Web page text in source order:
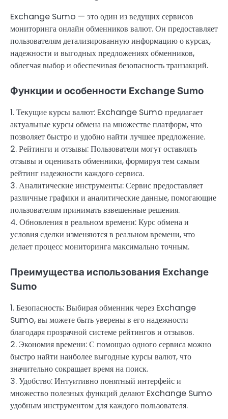
Exchange Sumo — это один из ведущих сервисов
мониторинга онлайн обменников валют. Он предоставляет
пользователям детализированную информацию о курсах,
надежности и выгодных предложениях обменников,
облегчая выбор и обеспечивая безопасность транзакций.
Функции и особенности Exchange Sumo
1. Текущие курсы валют: Exchange Sumo предлагает
актуальные курсы обмена на множестве платформ, что
позволяет быстро и удобно найти лучшее предложение.
2. Рейтинги и отзывы: Пользователи могут оставлять
отзывы и оценивать обменники, формируя тем самым
рейтинг надежности каждого сервиса.
3. Аналитические инструменты: Сервис предоставляет
различные графики и аналитические данные, помогающие
пользователям принимать взвешенные решения.
4. Обновления в реальном времени: Курс обмена и
условия сделки изменяются в реальном времени, что
делает процесс мониторинга максимально точным.
Преимущества использования Exchange
Sumo
1. Безопасность: Выбирая обменник через Exchange
Sumo, вы можете быть уверены в его надежности
благодаря прозрачной системе рейтингов и отзывов.
2. Экономия времени: С помощью одного сервиса можно
быстро найти наиболее выгодные курсы валют, что
значительно сокращает время на поиск.
3. Удобство: Интуитивно понятный интерфейс и
множество полезных функций делают Exchange Sumo
удобным инструментом для каждого пользователя.